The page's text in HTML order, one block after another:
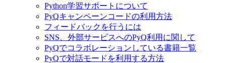
Python学習サポートについて
PyQキャンペーンコードの利用方法
フィードバックを行うには
SNS、外部サービスへのPyQ利用に関して
PyQでコラボレーションしている書籍一覧
PyQで対話モードを利用する方法